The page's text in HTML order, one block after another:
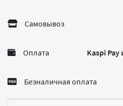
Самовывоз
Оплата Kaspi
Безналичная оплата